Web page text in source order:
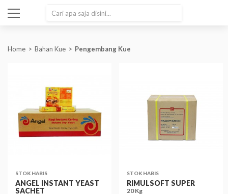
Home Bahan Kue Pengembang Kue
STOK HABIS
ANGEL INSTANT YEAST
SACHET
STOK HABIS
RIMULSOFT SUPER
20 Kg